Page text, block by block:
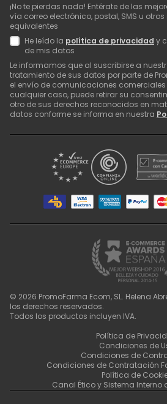
¡No te pierdas nada! Entérate de las
vía correo electrónico, postal, SMS u
equivalentes
He leído la política de privacidad y
de mis datos
Le informamos que al suscribirse a
tratamiento de sus datos por parte de
el envío de comunicaciones comerciales
cualquier caso, puede retirar su
otro de sus derechos reconocidos en
datos conforme se informa en nuestra
© 2026 PromoFarma Ecom, SL. Helena
los derechos reservados.
Todos los productos incluyen IVA.
Política de
Condiciones de
Condiciones de
Condiciones de Contratación
Política de
Canal Ético y Sistema Interno